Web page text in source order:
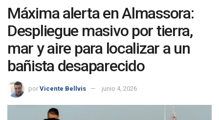
Máxima alerta en Almassora:
Despliegue masivo por tierra,
mar y aire para localizar a un
bañista desaparecido
por Vicente Bellvis junio 4, 2026